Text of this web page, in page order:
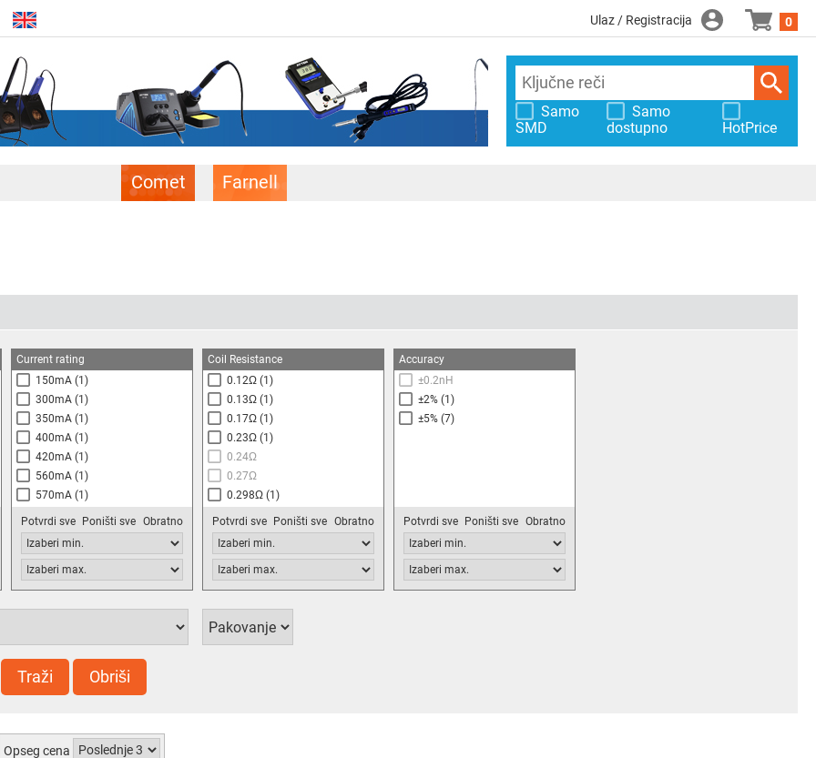
Ulaz / Registracija 0
Samo
SMD
Samo
dostupno
HotPrice
Comet Farnell
Current rating
150mA (1)
300mA (1)
350mA (1)
400mA (1)
420mA (1)
560mA (1)
570mA (1)
640mA
(1)
Potvrdi sve Poništi sve Obratno
Coil Resistance
0.12Ω (1)
0.13Ω (1)
0.17Ω (1)
0.23Ω (1)
0.24Ω
0.27Ω
0.298Ω (1)
0.37Ω
0.42Ω
0.7Ω (1)
0.83Ω (1)
Potvrdi sve Poništi sve Obratno
Accuracy
±0.2nH
±2% (1)
±5% (7)
Potvrdi sve Poništi sve Obratno
Traži Obriši
Opseg cena